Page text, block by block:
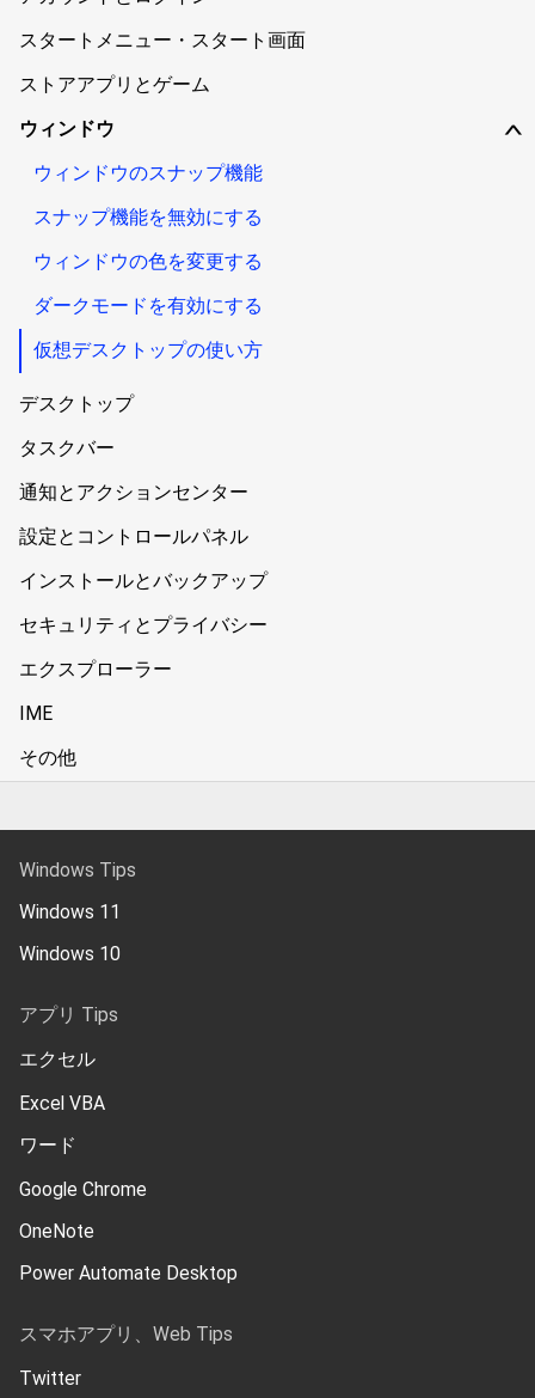
スタートメニュー・スタート画面
ストアアプリとゲーム
∨
ウィンドウ
ウィンドウのスナップ機能
スナップ機能を無効にする
ウィンドウの色を変更する
ダークモードを有効にする
仮想デスクトップの使い方
デスクトップ
タスクバー
通知とアクションセンター
設定とコントロールパネル
インストールとバックアップ
セキュリティとプライバシー
エクスプローラー
IME
その他
Windows Tips
Windows 11
Windows 10
アプリ Tips
エクセル
Excel VBA
ワード
Google Chrome
OneNote
Power Automate Desktop
スマホアプリ、Web Tips
Twitter